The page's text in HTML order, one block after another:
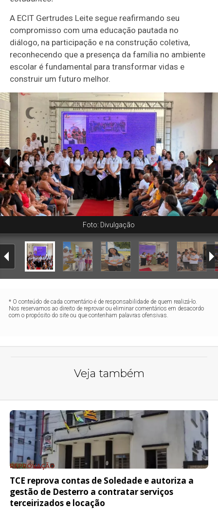
A ECIT Gertrudes Leite segue reafirmando seu
compromisso com uma educação pautada no
diálogo, na participação e na construção coletiva,
reconhecendo que a presença da família no ambiente
escolar é fundamental para transformar vidas e
construir um futuro melhor.
Foto: Divulgação
* O conteúdo de cada comentário é de responsabilidade de quem realizá-lo.
Nos reservamos ao direito de reprovar ou eliminar comentários em desacordo
com o propósito do site ou que contenham palavras ofensivas.
Veja também
REPROVAÇÃO
TCE reprova contas de Soledade e autoriza a
gestão de Desterro a contratar serviços
terceirizados e locação